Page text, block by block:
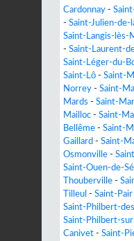
Cardonnay -
- Saint-Julien-de-
Saint-Langis-lès-
- Saint-Laurent-
Saint-Léger-du-
Saint-Lô - Saint-
Norrey - Saint-
Mards - Saint-
Mailloc - Saint-
Bellême - Saint-
Gaillard - Saint-
Osmonville -
Saint-Ouen-de-
Thouberville -
Tilleul - Saint-Pair
Saint-Philbert-
Saint-Philbert-
Canivet - Saint-